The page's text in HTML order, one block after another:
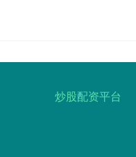
炒股配资平台